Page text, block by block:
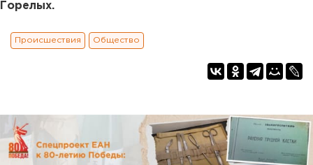
Горелых.
Происшествия Общество